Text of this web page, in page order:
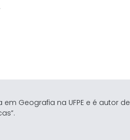
Geografia na UFPE e é autor de